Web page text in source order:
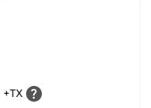
+TX